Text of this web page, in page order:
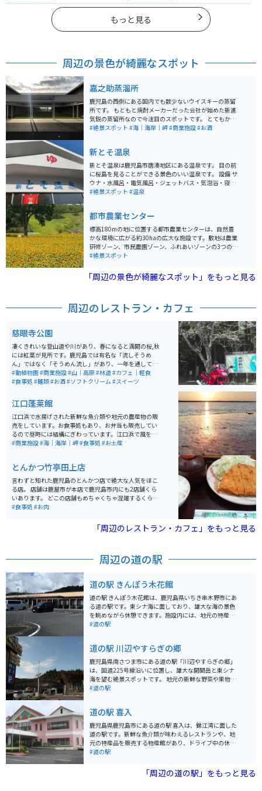
もっと見る
周辺の景色が綺麗なスポット
嘉之助蒸溜所
鹿児島の西側にある国内でも数少ないウイスキーの蒸留
所です。 もともと焼酎メーカーだった会社が始めた新進
気鋭の蒸留所なので今注目のスポットです。 とてもかっ
こいいバーで試飲もできますがライダーやドライバーの
#絶景スポット #海｜海岸｜岬#商業施設#お酒
新とそ温泉
新とそ温泉は鹿児島市唐湊地区にある温泉です。 目の前
に桜島を見ることができる景色のいい温泉です。 設備 サ
ウナ・水風呂・電気風呂・ジェットバス・気泡浴・寝風
呂・プール・歩行浴・マッサージ機・一日風呂/休憩処
#絶景スポット #温泉
都市農業センター
標高180mの地に位置する都市農業センターは、自然豊
かな環境に広がる約30haの広大な施設です。敷地は農業
研修ゾーン、市民農園ゾーン、ふれあいゾーンの3つのゾ
ーンに分かれています。 センター内には8,000㎡の大花
わり、秋にはコスモスなど、季節ごとに様々な花が一面
に広がります。鹿児島のシンボルである桜島を見渡せる
#絶景スポット
「周辺の景色が綺麗なスポット」をもっと見る
周辺のレストラン・カフェ
慈眼寺公園
凄くきれいな登山道や川があり、春になると満開の桜,秋
には紅葉が見所です。鹿児島では有名な「流しそうめ
ん」ではなく「そうめん流し」があり、一年を通してそ
うめんが楽しめます。そうめんと一緒に、ニジマスなど
の清流にしか生息しない魚も楽しめます。
#動植物園#商業施設#山｜高原#林道#カフェ｜軽食
#食事処 #麺類#お酒#ソフトクリーム#スイーツ
江口蓬莱館
江口浜で水揚げされた新鮮な魚介類や地元の農産物の販
売をしています。お食事処もあり、お弁当も販売してい
るので昼時には結構にぎわっています。江口浜で風を感
じながら休憩するのにぴったりなので、ライダーも多く
#商業施設#海｜海岸｜岬#食事処 #お土産
とんかつ竹亭田上店
言わずと知れた鹿児島のとんかつ店で絶大な人気をほこ
る店。 店舗は鹿屋市が本店で鹿児島市内にも2店舗くら
いあります。 どこの店舗もめちゃくちゃ混雑するくらい
の人気店です。 お値段もリーズナブルでとにかくおいし
#食事処 #お肉
「周辺のレストラン・カフェ」をもっと見る
周辺の道の駅
道の駅 きんぽう木花館
道の駅 きんぽう木花館は、鹿児島県いちき串木野市にあ
る道の駅です。東シナ海に面しており、雄大な海の景色
を眺めながら休憩できます。施設内には、地元の特産品
を販売する物産館や、新鮮な seafood が味わえるレスト
は、薩摩藩の初代藩主・島津家久公を祀る「金峰神社」
の近くに位置しています。歴史を感じさせる荘厳な雰囲
気の神社を訪れてみるのもおすすめです。 周辺には、薩
摩焼の窯元が集まる「美山陶遊館」や、約3000本の梅が
咲き誇る「冠岳花川砂防公園」など、観光スポットも点
#道の駅
道の駅 川辺やすらぎの郷
鹿児島県南さつま市にある道の駅「川辺やすらぎの郷」
は、国道225号線沿いに位置し、雄大な開聞岳と東シナ
海を望む絶景スポットです。 地元の新鮮な野菜や果物、
海産物が並ぶ物産館や、鹿児島黒豚や地魚を使った料理
しか味わえない逸品です。 また、併設されている「ふれ
あいパーク」には、遊具広場や芝生広場、足湯などがあ
り、家族連れにもおすすめです。バイクで訪れる場合
は、駐車場も広く、休憩スポットとしても最適です。 周
辺には、薩摩藩の歴史を感じられる「知覧武家屋敷群」
満喫してみてはいかがでしょうか。
#道の駅
道の駅 喜入
鹿児島県鹿児島市にある道の駅 喜入は、錦江湾に面した
道の駅です。新鮮な魚介類が味わえるレストランや、地
元の特産品を販売する物産館があり、ドライブ中の休憩
に最適な場所です。 目の前の錦江湾は、鹿児島湾とも呼
す。道の駅には展望台もあり、雄大な桜島と青い海のコ
ントラストを楽しむことができます。また、周辺には喜
#道の駅
「周辺の道の駅」をもっと見る